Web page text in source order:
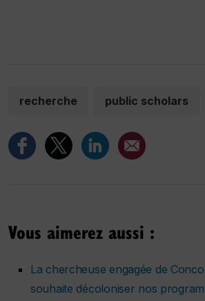
recherche public scholars
Vous aimerez aussi :
La chercheuse engagée de
souhaite décoloniser nos